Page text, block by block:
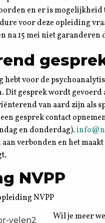
en er is
voor deze opleiding
na 15 mei niet garanderen
hebt voor de
Dit gesprek wordt
van aard zijn als
gesprek contact
en donderdag).
verbonden en het
NVPP
NVPP
Wil je meer